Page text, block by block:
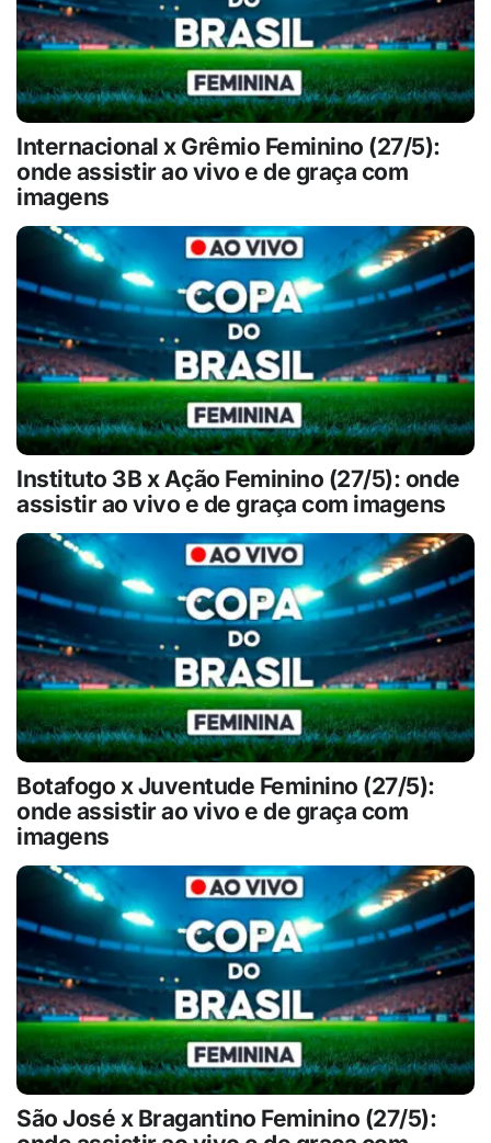
Internacional x Grêmio Feminino (27/5):
onde assistir ao vivo e de graça com
imagens
Instituto 3B x Ação Feminino (27/5): onde
assistir ao vivo e de graça com imagens
Botafogo x Juventude Feminino (27/5):
onde assistir ao vivo e de graça com
imagens
São José x Bragantino Feminino (27/5):